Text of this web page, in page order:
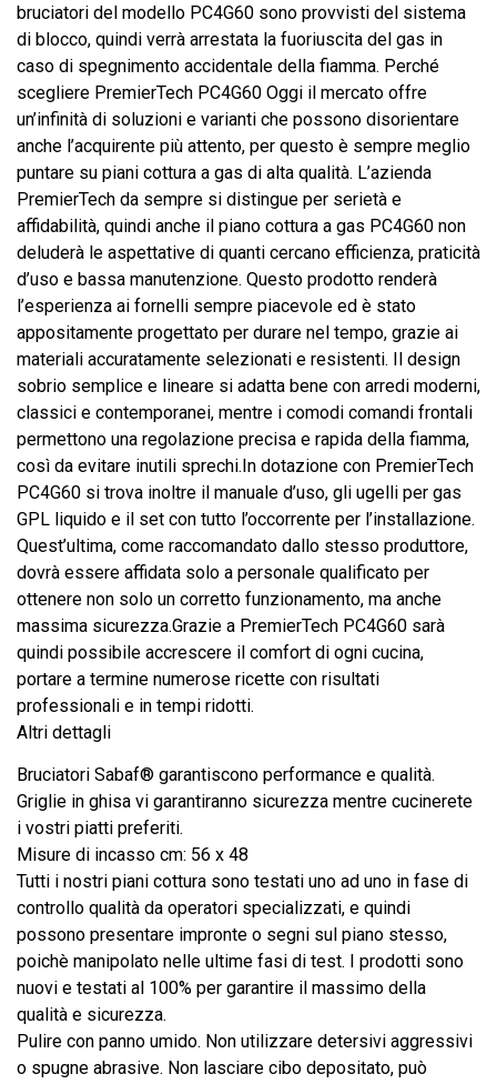
bruciatori del modello PC4G60 sono provvisti del sistema
di blocco, quindi verrà arrestata la fuoriuscita del gas in
caso di spegnimento accidentale della fiamma. Perché
scegliere PremierTech PC4G60 Oggi il mercato offre
un’infinità di soluzioni e varianti che possono disorientare
anche l’acquirente più attento, per questo è sempre meglio
puntare su piani cottura a gas di alta qualità. L’azienda
PremierTech da sempre si distingue per serietà e
affidabilità, quindi anche il piano cottura a gas PC4G60 non
deluderà le aspettative di quanti cercano efficienza, praticità
d’uso e bassa manutenzione. Questo prodotto renderà
l’esperienza ai fornelli sempre piacevole ed è stato
appositamente progettato per durare nel tempo, grazie ai
materiali accuratamente selezionati e resistenti. Il design
sobrio semplice e lineare si adatta bene con arredi moderni,
classici e contemporanei, mentre i comodi comandi frontali
permettono una regolazione precisa e rapida della fiamma,
così da evitare inutili sprechi.In dotazione con PremierTech
PC4G60 si trova inoltre il manuale d’uso, gli ugelli per gas
GPL liquido e il set con tutto l’occorrente per l’installazione.
Quest’ultima, come raccomandato dallo stesso produttore,
dovrà essere affidata solo a personale qualificato per
ottenere non solo un corretto funzionamento, ma anche
massima sicurezza.Grazie a PremierTech PC4G60 sarà
quindi possibile accrescere il comfort di ogni cucina,
portare a termine numerose ricette con risultati
professionali e in tempi ridotti.
Altri dettagli
Bruciatori Sabaf® garantiscono performance e qualità.
Griglie in ghisa vi garantiranno sicurezza mentre cucinerete
i vostri piatti preferiti.
Misure di incasso cm: 56 x 48
Tutti i nostri piani cottura sono testati uno ad uno in fase di
controllo qualità da operatori specializzati, e quindi
possono presentare impronte o segni sul piano stesso,
poichè manipolato nelle ultime fasi di test. I prodotti sono
nuovi e testati al 100% per garantire il massimo della
qualità e sicurezza.
Pulire con panno umido. Non utilizzare detersivi aggressivi
o spugne abrasive. Non lasciare cibo depositato, può